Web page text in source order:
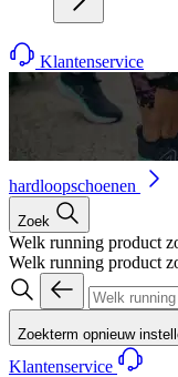
Klantenservice
hardloopschoenen
Zoek
Welk running product
Welk running product
Zoekterm opnieuw
Klantenservice